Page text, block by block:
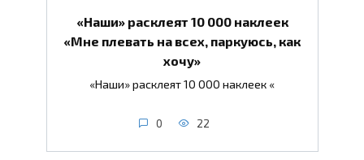
«Наши» расклеят 10 000 наклеек
«Мне плевать на всех, паркуюсь, как
хочу»
«Наши» расклеят 10 000 наклеек «
0 22